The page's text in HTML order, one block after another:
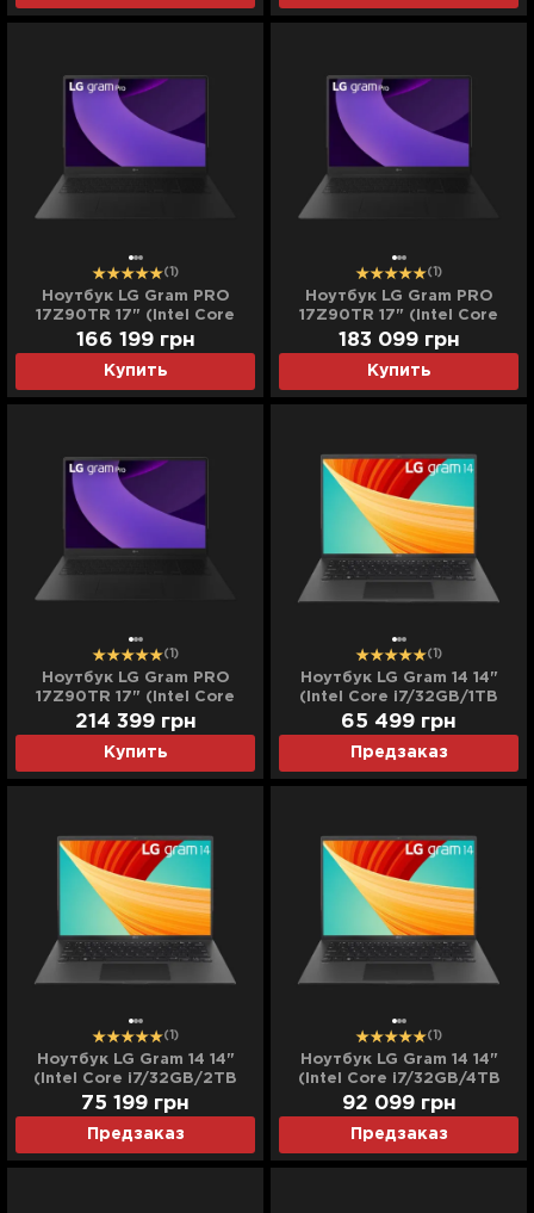
(Standard)
(1)
Ноутбук LG Gram PRO
17Z90TR 17" (Intel Core
Ultra 9/32GB/2TB
(SSD)/RTX 5050)
(17Z90TR-E.ADB9U)
(Standard)
Купить
166 199 грн
(1)
Ноутбук LG Gram PRO
17Z90TR 17" (Intel Core
Ultra 9/32GB/4TB
(SSD)/RTX 5050)
(17Z90TR-E.ADB91U)
(Standard)
Купить
183 099 грн
(1)
Ноутбук LG Gram PRO
17Z90TR 17" (Intel Core
Ultra 9/32GB/8TB
(SSD)/RTX 5050)
(17Z90TR-E.ADB92U)
(Standard)
Купить
214 399 грн
(1)
Ноутбук LG Gram 14 14"
(Intel Core i7/32GB/1TB
(SSD)/Iris Xe) (14Z90R-
K.ADB9U1) (Standard)
Предзаказ
65 499 грн
(1)
Ноутбук LG Gram 14 14"
(Intel Core i7/32GB/2TB
(SSD)/Iris Xe) (14Z90R-
K.ADB9U2) (Standard)
Предзаказ
75 199 грн
(1)
Ноутбук LG Gram 14 14"
(Intel Core i7/32GB/4TB
(SSD)/Iris Xe) (14Z90R-
K.ADB9U3) (Standard)
Предзаказ
92 099 грн